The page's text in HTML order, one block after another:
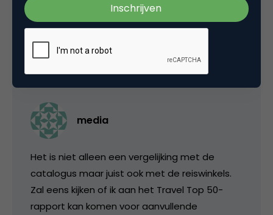
gedrukt is het aanbod al weer verouderd.
29 oktober 2006 om 16:22
media
Het is niet alleen een vergelijking met de
catalogus maar juist ook met de reiswinkels.
Zal eens kijken of ik aan het Travel Top 50-
rapport kan komen voor aanvullende